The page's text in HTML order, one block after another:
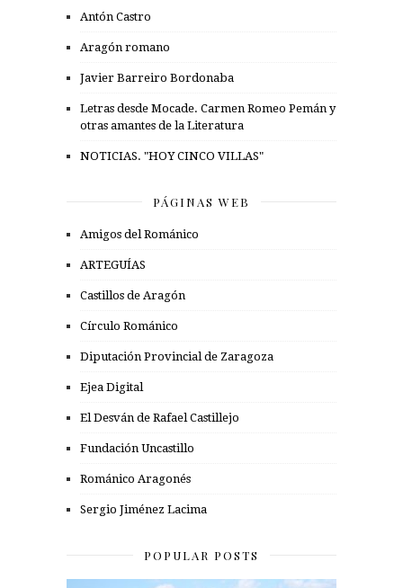
Antón Castro
Aragón romano
Javier Barreiro Bordonaba
Letras desde Mocade. Carmen Romeo Pemán y
otras amantes de la Literatura
NOTICIAS. "HOY CINCO VILLAS"
PÁGINAS WEB
Amigos del Románico
ARTEGUÍAS
Castillos de Aragón
Círculo Románico
Diputación Provincial de Zaragoza
Ejea Digital
El Desván de Rafael Castillejo
Fundación Uncastillo
Románico Aragonés
Sergio Jiménez Lacima
POPULAR POSTS